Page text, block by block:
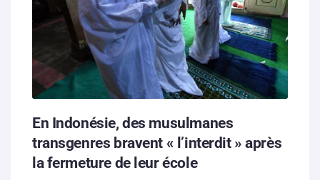
Hébergement solidaire
En Indonésie, des musulmanes
transgenres bravent « l’interdit » après
la fermeture de leur école